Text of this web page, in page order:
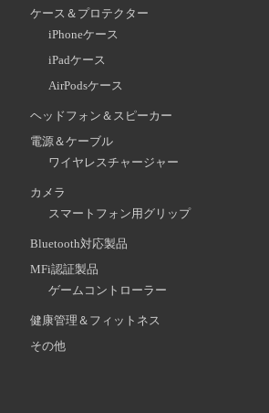
ケース＆プロテクター
iPhoneケース
iPadケース
AirPodsケース
ヘッドフォン＆スピーカー
電源＆ケーブル
ワイヤレスチャージャー
カメラ
スマートフォン用グリップ
Bluetooth対応製品
MFi認証製品
ゲームコントローラー
健康管理＆フィットネス
その他